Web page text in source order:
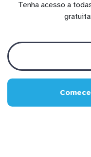
Tenha acesso a